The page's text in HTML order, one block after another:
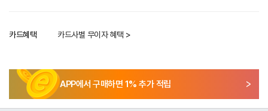
카드혜택 카드사별 무이자 혜택 >
APP에서 구매하면 1% 추가 적립